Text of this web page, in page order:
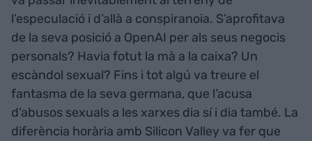
l’especulació i d’allà a conspiranoia. S’aprofitava
de la seva posició a OpenAI per als seus negocis
personals? Havia fotut la mà a la caixa? Un
escàndol sexual? Fins i tot algú va treure el
fantasma de la seva germana, que l’acusa
d’abusos sexuals a les xarxes dia sí i dia també. La
diferència horària amb Silicon Valley va fer que